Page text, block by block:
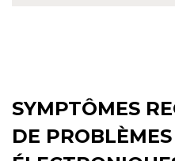
SYMPTÔMES
DE PROBLÈMES